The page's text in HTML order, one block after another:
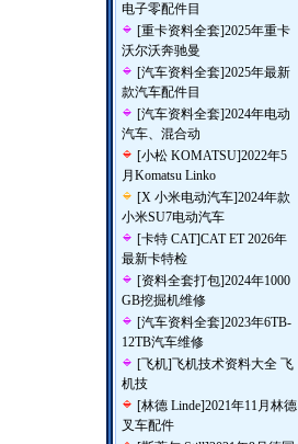
电子零配件目
[重卡资料全套]2025年重卡
沃尔沃奔驰曼
[汽车资料全套]2025年最新
款汽车配件目
[汽车资料全套]2024年电动
汽车、混合动
[小松 KOMATSU]2022年5
月Komatsu Linko
[X 小米电动汽车]2024年款
小米SU7电动汽车
[卡特 CAT]CAT ET 2026年
最新卡特检
[资料全套打包]2024年1000
GB挖掘机维修
[汽车资料全套]2023年6TB-
12TB汽车维修
[飞机]飞机技术资料大全 飞
机技
[林德 Linde]2021年11月林德
叉车配件